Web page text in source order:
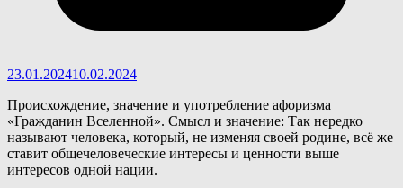
23.01.202410.02.2024
Происхождение, значение и употребление афоризма
«Гражданин Вселенной». Смысл и значение: Так нередко
называют человека, который, не изменяя своей родине, всё же
ставит общечеловеческие интересы и ценности выше
интересов одной нации.